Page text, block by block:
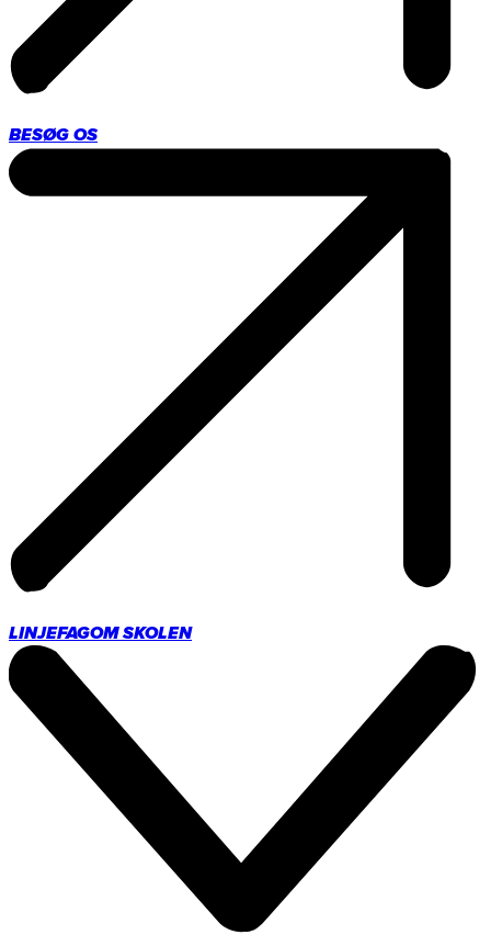
BESØG OS
LINJEFAGOM SKOLEN